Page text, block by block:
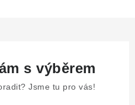
s výběrem
Jsme tu pro vás!